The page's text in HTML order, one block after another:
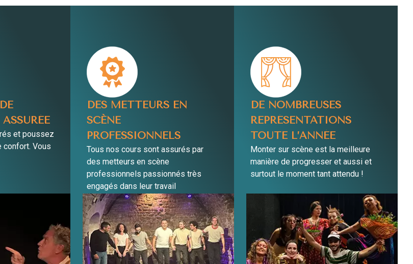
et poussez
confort. Vous
DES METTEURS EN
SCÈNE
PROFESSIONNELS
Tous nos cours sont assurés par
des metteurs en scène
professionnels passionnés très
engagés dans leur travail
DE NOMBREUSES
REPRÉSENTATIONS
TOUTE L’ANNÉE
Monter sur scène est la meilleure
manière de progresser et aussi et
surtout le moment tant attendu !